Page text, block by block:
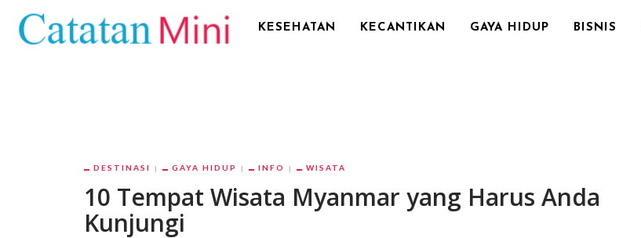
KESEHATAN KECANTIKAN GAYA HIDUP BISNIS
DESTINASI GAYA HIDUP INFO WISATA
10 Tempat Wisata Myanmar yang Harus Anda
Kunjungi